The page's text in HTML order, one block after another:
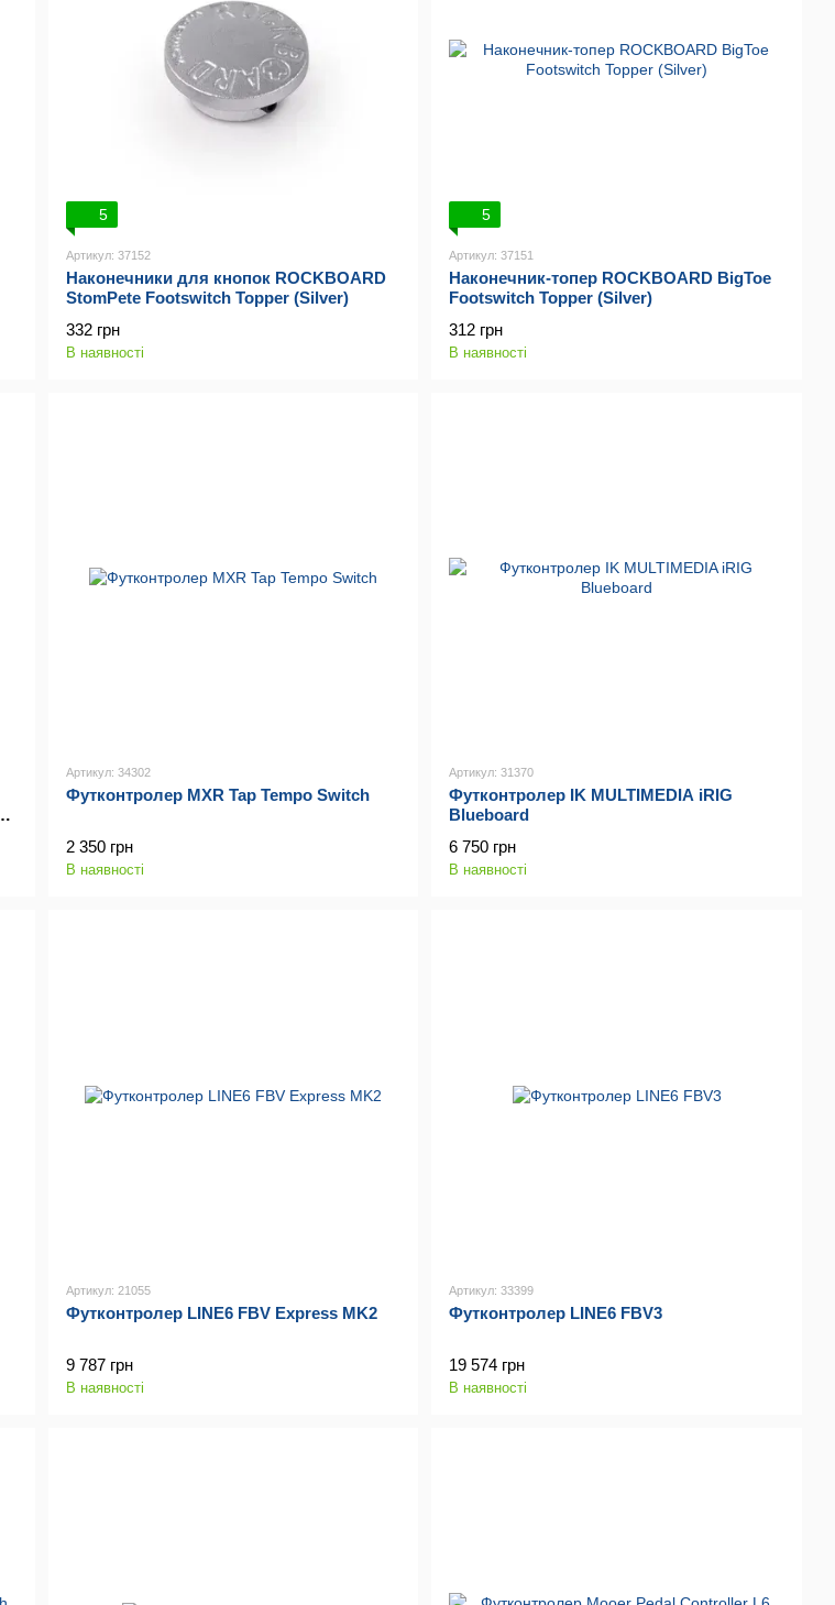
5
Артикул: 37152
Наконечники для кнопок ROCKBOARD
StomPete Footswitch Topper (Silver)
332 грн
В наявності
5
Артикул: 37151
Наконечник-топер ROCKBOARD BigToe
Footswitch Topper (Silver)
312 грн
В наявності
Артикул: 34302
Футконтролер MXR Tap Tempo Switch
2 350 грн
В наявності
Артикул: 31370
Футконтролер IK MULTIMEDIA iRIG
Blueboard
6 750 грн
В наявності
Артикул: 21055
Футконтролер LINE6 FBV Express MK2
9 787 грн
В наявності
Артикул: 33399
Футконтролер LINE6 FBV3
19 574 грн
В наявності